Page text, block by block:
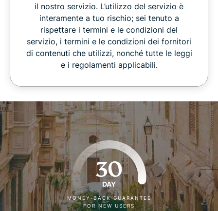
il nostro servizio. L’utilizzo del servizio è
interamente a tuo rischio; sei tenuto a
rispettare i termini e le condizioni del
servizio, i termini e le condizioni dei fornitori
di contenuti che utilizzi, nonché tutte le leggi
e i regolamenti applicabili.
30
DAY
MONEY-BACK GUARANTEE
FOR NEW USERS